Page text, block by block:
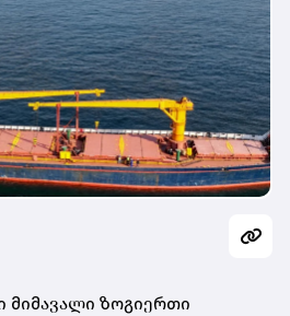
მიმავალი ზოგიერთი